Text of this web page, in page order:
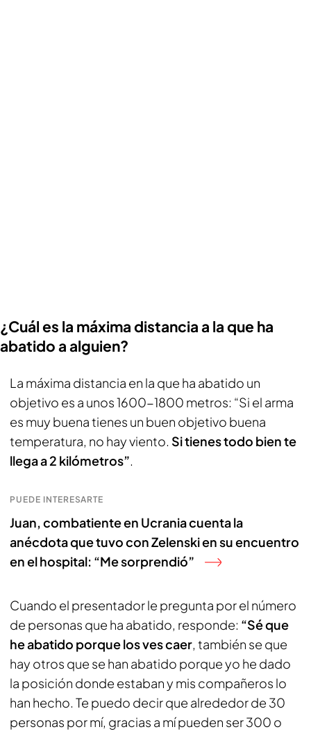
¿Cuál es la máxima distancia a la que ha
abatido a alguien?
La máxima distancia en la que ha abatido un
objetivo es a unos 1600-1800 metros: “Si el arma
es muy buena tienes un buen objetivo buena
temperatura, no hay viento. Si tienes todo bien te
llega a 2 kilómetros”.
PUEDE INTERESARTE
Juan, combatiente en Ucrania cuenta la
anécdota que tuvo con Zelenski en su encuentro
en el hospital: “Me sorprendió”
Cuando el presentador le pregunta por el número
de personas que ha abatido, responde: “Sé que
he abatido porque los ves caer, también se que
hay otros que se han abatido porque yo he dado
la posición donde estaban y mis compañeros lo
han hecho. Te puedo decir que alrededor de 30
personas por mí, gracias a mí pueden ser 300 o